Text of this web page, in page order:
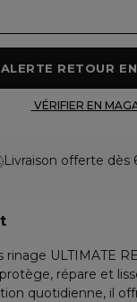
Livraison offerte dès
ULTIMATE
répare et
quotidienne, il